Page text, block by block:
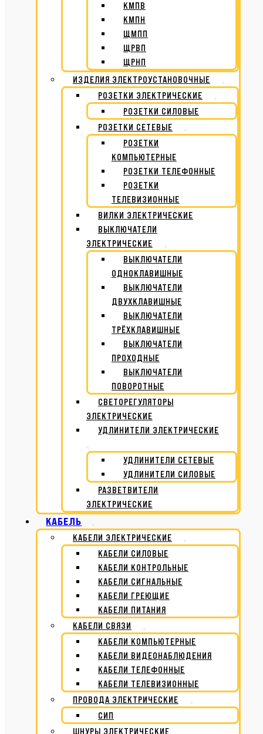
КМПВ
КМПН
ЩМПП
ЩРВП
ЩРНП
ИЗДЕЛИЯ ЭЛЕКТРОУСТАНОВОЧНЫЕ
РОЗЕТКИ ЭЛЕКТРИЧЕСКИЕ
РОЗЕТКИ СИЛОВЫЕ
РОЗЕТКИ СЕТЕВЫЕ
РОЗЕТКИ
КОМПЬЮТЕРНЫЕ
РОЗЕТКИ ТЕЛЕФОННЫЕ
РОЗЕТКИ
ТЕЛЕВИЗИОННЫЕ
ВИЛКИ ЭЛЕКТРИЧЕСКИЕ
ВЫКЛЮЧАТЕЛИ
ЭЛЕКТРИЧЕСКИЕ
ВЫКЛЮЧАТЕЛИ
ОДНОКЛАВИШНЫЕ
ВЫКЛЮЧАТЕЛИ
ДВУХКЛАВИШНЫЕ
ВЫКЛЮЧАТЕЛИ
ТРЁХКЛАВИШНЫЕ
ВЫКЛЮЧАТЕЛИ
ПРОХОДНЫЕ
ВЫКЛЮЧАТЕЛИ
ПОВОРОТНЫЕ
СВЕТОРЕГУЛЯТОРЫ
ЭЛЕКТРИЧЕСКИЕ
УДЛИНИТЕЛИ ЭЛЕКТРИЧЕСКИЕ
УДЛИНИТЕЛИ СЕТЕВЫЕ
УДЛИНИТЕЛИ СИЛОВЫЕ
РАЗВЕТВИТЕЛИ
ЭЛЕКТРИЧЕСКИЕ
КАБЕЛЬ
КАБЕЛИ ЭЛЕКТРИЧЕСКИЕ
КАБЕЛИ СИЛОВЫЕ
КАБЕЛИ КОНТРОЛЬНЫЕ
КАБЕЛИ СИГНАЛЬНЫЕ
КАБЕЛИ ГРЕЮЩИЕ
КАБЕЛИ ПИТАНИЯ
КАБЕЛИ СВЯЗИ
КАБЕЛИ КОМПЬЮТЕРНЫЕ
КАБЕЛИ ВИДЕОНАБЛЮДЕНИЯ
КАБЕЛИ ТЕЛЕФОННЫЕ
КАБЕЛИ ТЕЛЕВИЗИОННЫЕ
ПРОВОДА ЭЛЕКТРИЧЕСКИЕ
СИП
ШНУРЫ ЭЛЕКТРИЧЕСКИЕ